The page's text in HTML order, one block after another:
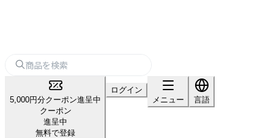
5,000円分クーポン進呈中
クーポン
進呈中
無料で登録
ログイン
メニュー
言語